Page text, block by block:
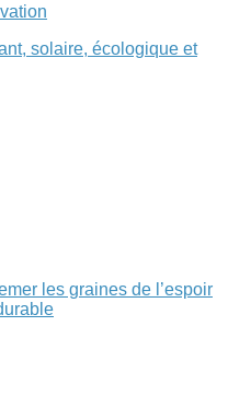
solaire, écologique et
les graines de l’espoir